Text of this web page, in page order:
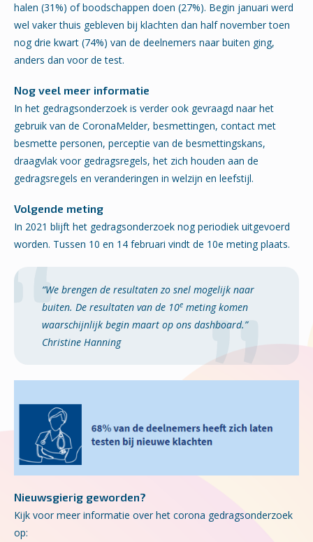
halen (31%) of boodschappen doen (27%). Begin januari werd
wel vaker thuis gebleven bij klachten dan half november toen
nog drie kwart (74%) van de deelnemers naar buiten ging,
anders dan voor de test.
Nog veel meer informatie
In het gedragsonderzoek is verder ook gevraagd naar het
gebruik van de CoronaMelder, besmettingen, contact met
besmette personen, perceptie van de besmettingskans,
draagvlak voor gedragsregels, het zich houden aan de
gedragsregels en veranderingen in welzijn en leefstijl.
Volgende meting
In 2021 blijft het gedragsonderzoek nog periodiek uitgevoerd
worden. Tussen 10 en 14 februari vindt de 10e meting plaats.
“We brengen de resultaten zo snel mogelijk naar
buiten. De resultaten van de 10e meting komen
waarschijnlijk begin maart op ons dashboard.”
Christine Hanning
Nieuwsgierig geworden?
Kijk voor meer informatie over het corona gedragsonderzoek
op: